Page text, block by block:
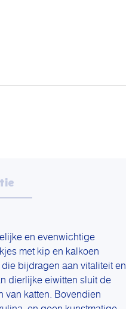
en evenwichtige
met kip en kalkoen
bijdragen aan vitaliteit en
dierlijke eiwitten sluit de
van katten. Bovendien